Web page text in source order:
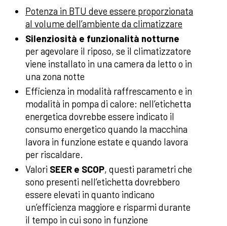
Potenza in BTU deve essere proporzionata
al volume dell’ambiente da climatizzare
Silenziosità e funzionalità notturne
per agevolare il riposo, se il climatizzatore
viene installato in una camera da letto o in
una zona notte
Efficienza in modalità raffrescamento e in
modalità in pompa di calore: nell’etichetta
energetica dovrebbe essere indicato il
consumo energetico quando la macchina
lavora in funzione estate e quando lavora
per riscaldare.
Valori SEER e SCOP, questi parametri che
sono presenti nell’etichetta dovrebbero
essere elevati in quanto indicano
un’efficienza maggiore e risparmi durante
il tempo in cui sono in funzione